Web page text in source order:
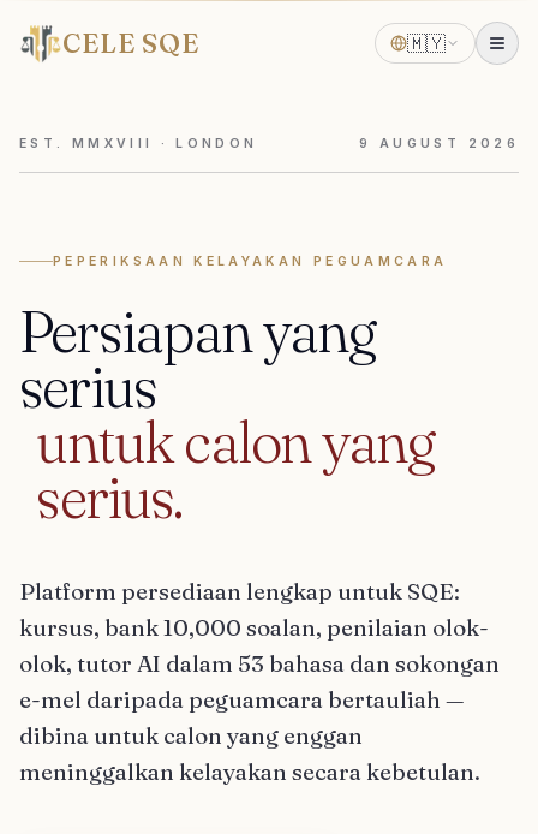
CELE SQE 🇲🇾
EST. MMXVIII · LONDON 9 AUGUST 2026
PEPERIKSAAN KELAYAKAN PEGUAMCARA
Persiapanyang
serius
untukcalonyang
serius.
Platform persediaan lengkap untuk SQE:
kursus, bank 10,000 soalan, penilaian olok-
olok, tutor AI dalam 53 bahasa dan sokongan
e-mel daripada peguamcara bertauliah —
dibina untuk calon yang enggan
meninggalkan kelayakan secara kebetulan.